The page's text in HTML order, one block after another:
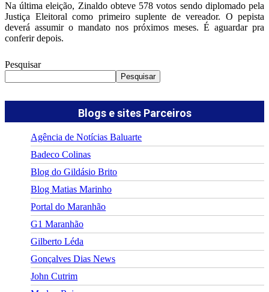
Na última eleição, Zinaldo obteve 578 votos sendo diplomado pela
Justiça Eleitoral como primeiro suplente de vereador. O pepista
deverá assumir o mandato nos próximos meses. É aguardar pra
conferir depois.
Pesquisar
Pesquisar
Blogs e sites Parceiros
Agência de Notícias Baluarte
Badeco Colinas
Blog do Gildásio Brito
Blog Matias Marinho
Portal do Maranhão
G1 Maranhão
Gilberto Léda
Gonçalves Dias News
John Cutrim